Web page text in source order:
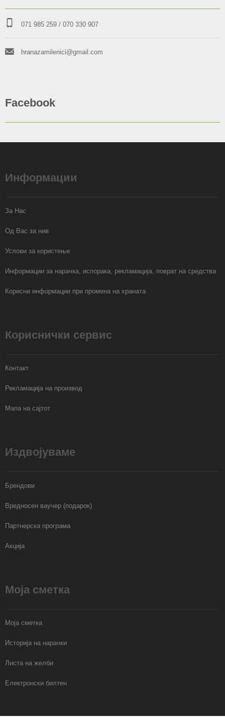
071 985 259 / 070 330 907
hranazamilenici@gmail.com
Facebook
Информации
За Нас
Од Вас за нив
Услови за користење
Информации за нарачка, испорака, рекламација, поврат на средства
Корисни информации при промена на храната
Кориснички сервис
Контакт
Рекламација на производ
Мапа на сајтот
Издвојуваме
Брендови
Вредносен ваучер (подарок)
Партнерска програма
Акција
Моја сметка
Моја сметка
Историја на нарачки
Листа на желби
Електронски билтен